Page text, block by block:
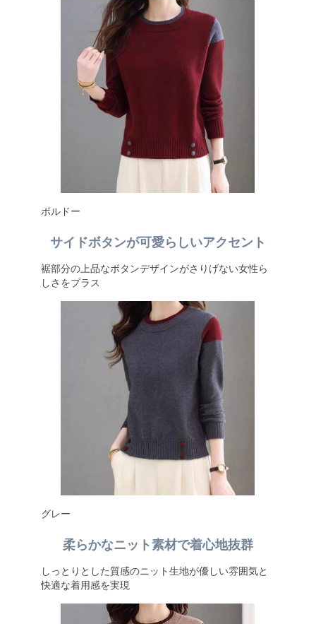
ボルドー
サイドボタンが可愛らしいアクセント
裾部分の上品なボタンデザインがさりげない女性ら
しさをプラス
グレー
柔らかなニット素材で着心地抜群
しっとりとした質感のニット生地が優しい雰囲気と
快適な着用感を実現